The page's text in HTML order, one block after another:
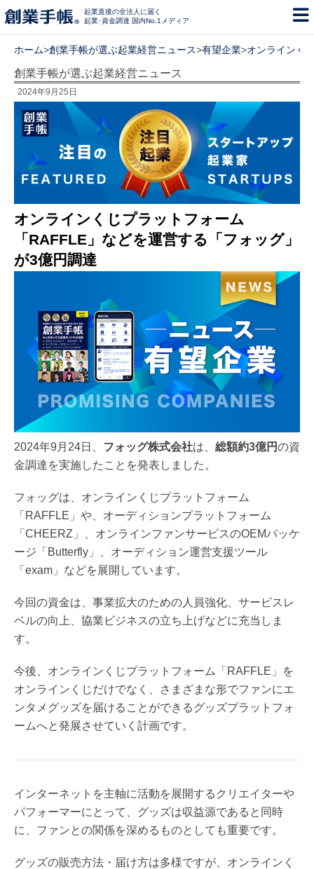
起業直後の全法人に届く
起業･資金調達 国内No.1メディア
ホーム>創業手帳が選ぶ起業経営ニュース>有望企業>オンラインく
創業手帳が選ぶ起業経営ニュース
2024年9月25日
オンラインくじプラットフォーム
「RAFFLE」などを運営する「フォッグ」
が3億円調達
2024年9月24日、 フォッグ株式会社は、 総額約3億円の資
金調達を実施したことを発表しました。
フォッグは、オンラインくじプラットフォーム
「RAFFLE」や、オーディションプラットフォーム
「CHEERZ」、オンラインファンサービスのOEMパッケ
ージ「Butterfly」、オーディション運営支援ツール
「exam」などを展開しています。
今回の資金は、事業拡大のための人員強化、サービスレ
ベルの向上、協業ビジネスの立ち上げなどに充当しま
す。
今後、オンラインくじプラットフォーム「RAFFLE」を
オンラインくじだけでなく、さまざまな形でファンにエ
ンタメグッズを届けることができるグッズプラットフォ
ームへと発展させていく計画です。
インターネットを主軸に活動を展開するクリエイターや
パフォーマーにとって、グッズは収益源であると同時
に、ファンとの関係を深めるものとしても重要です。
グッズの販売方法・届け方は多様ですが、オンラインく